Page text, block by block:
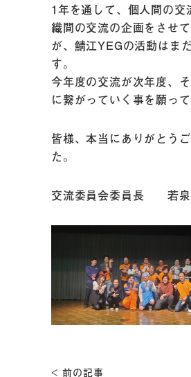
1年を通して、個人間の交
織間の交流の企画をさせ
が、鯖江YEGの活動はま
す。
今年度の交流が次年度、
に繋がっていく事を願って
皆様、本当にありがとう
た。
交流委員会委員長 若
< 前の記事